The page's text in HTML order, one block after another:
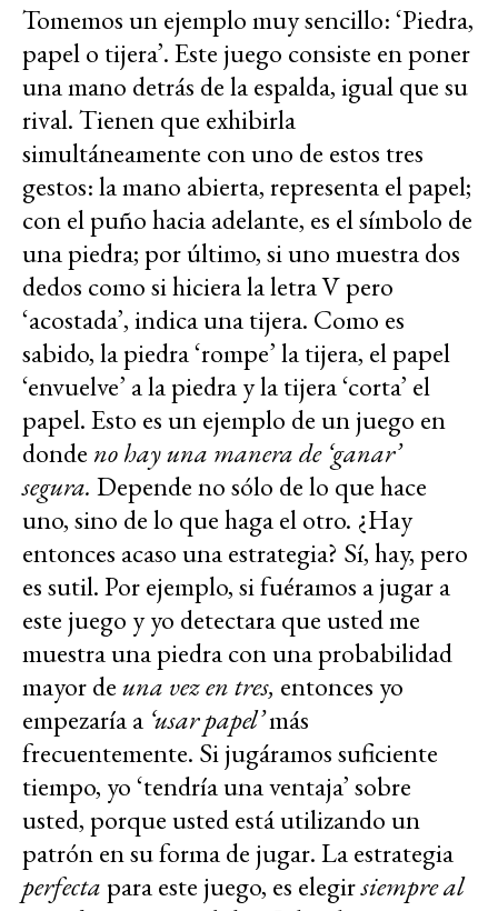
Tomemos un ejemplo muy sencillo: ‘Piedra,
papel o tijera’. Este juego consiste en poner
una mano detrás de la espalda, igual que su
rival. Tienen que exhibirla
simultáneamente con uno de estos tres
gestos: la mano abierta, representa el papel;
con el puño hacia adelante, es el símbolo de
una piedra; por último, si uno muestra dos
dedos como si hiciera la letra V pero
‘acostada’, indica una tijera. Como es
sabido, la piedra ‘rompe’ la tijera, el papel
‘envuelve’ a la piedra y la tijera ‘corta’ el
papel. Esto es un ejemplo de un juego en
donde no hay una manera de ‘ganar’
segura. Depende no sólo de lo que hace
uno, sino de lo que haga el otro. ¿Hay
entonces acaso una estrategia? Sí, hay, pero
es sutil. Por ejemplo, si fuéramos a jugar a
este juego y yo detectara que usted me
muestra una piedra con una probabilidad
mayor deuna vez en tres, entonces yo
empezaría a ‘usar papel’más
frecuentemente. Si jugáramos suficiente
tiempo, yo ‘tendría una ventaja’ sobre
usted, porque usted está utilizando un
patrón en su forma de jugar. La estrategia
perfecta para este juego, es elegirsiempre al